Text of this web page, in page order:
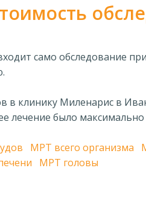
само обследование
в клинику Миленарис в
лечение было
МРТ всего организма
МРТ головы